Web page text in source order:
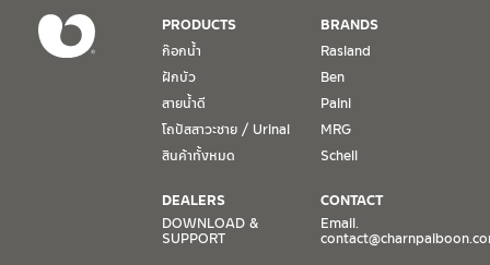
PRODUCTS
ก๊อกน้ำ
ฝักบัว
สายน้ำดี
โถปัสสาวะชาย / Urinal
สินค้าทั้งหมด
BRANDS
Rasland
Ben
Paini
MRG
Schell
DEALERS
DOWNLOAD &
SUPPORT
CONTACT
Email.